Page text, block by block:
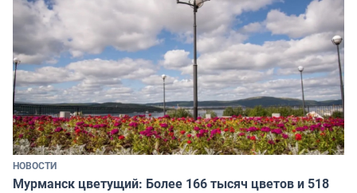
НОВОСТИ
Мурманск цветущий: Более 166 тысяч цветов и 518